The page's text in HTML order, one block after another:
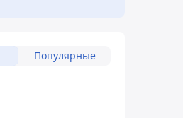
Популярные